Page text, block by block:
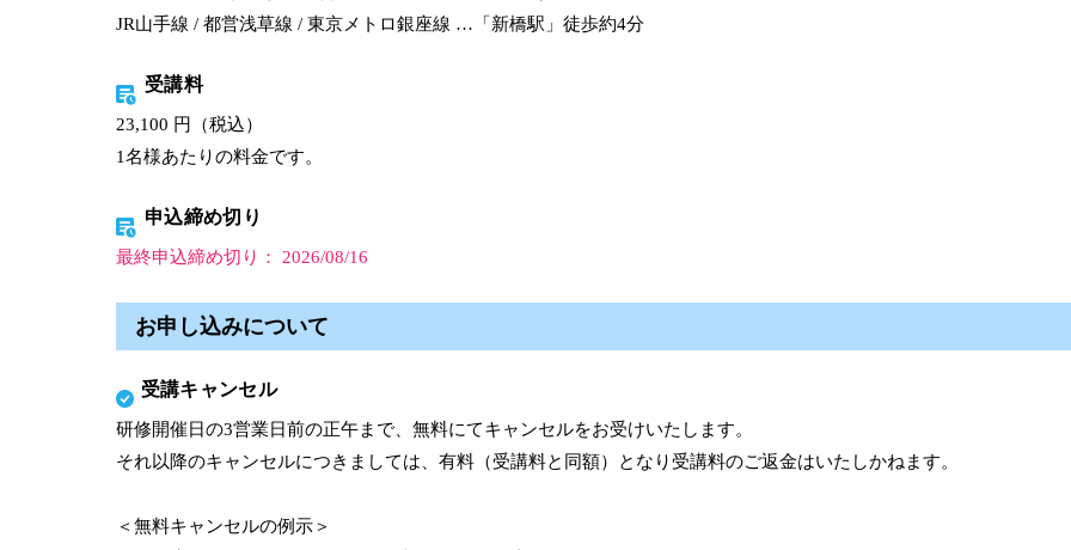
JR山手線 / 都営浅草線 / 東京メトロ銀座線 …「新橋駅」徒歩約4分
受講料
23,100 円（税込）
1名様あたりの料金です。
申込締め切り
最終申込締め切り： 2026/08/16
お申し込みについて
受講キャンセル
研修開催日の3営業日前の正午まで、無料にてキャンセルをお受けいたします。
それ以降のキャンセルにつきましては、有料（受講料と同額）となり受講料のご返金はいたしかねます。
＜無料キャンセルの例示＞